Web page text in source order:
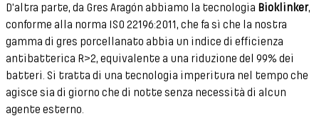
D'altra parte, da Gres Aragón abbiamo la tecnologia Bioklinker,
conforme alla norma ISO 22196:2011, che fa sì che la nostra
gamma di gres porcellanato abbia un indice di efficienza
antibatterica R>2, equivalente a una riduzione del 99% dei
batteri. Si tratta di una tecnologia imperitura nel tempo che
agisce sia di giorno che di notte senza necessità di alcun
agente esterno.